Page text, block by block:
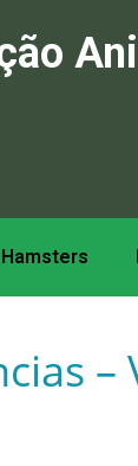
Hamsters
–